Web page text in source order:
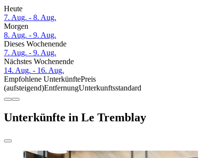
Heute
7. Aug. - 8. Aug.
Morgen
8. Aug. - 9. Aug.
Dieses Wochenende
7. Aug. - 9. Aug.
Nächstes Wochenende
14. Aug. - 16. Aug.
Empfohlene UnterkünftePreis
(aufsteigend)EntfernungUnterkunftsstandard
Unterkünfte in Le Tremblay